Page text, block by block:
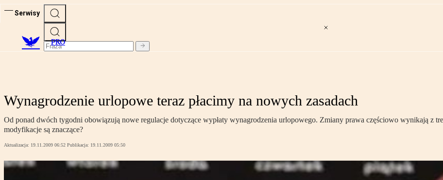
Serwisy
PRO
Wynagrodzenie urlopowe teraz płacimy na nowych zasadach
Od ponad dwóch tygodni obowiązują nowe regulacje dotyczące wypłaty wynagrodzenia urlopowego. Zmiany prawa częściowo wynikają z
modyfikacje są znaczące?
Aktualizacja: 19.11.2009 06:52 Publikacja: 19.11.2009 05:50